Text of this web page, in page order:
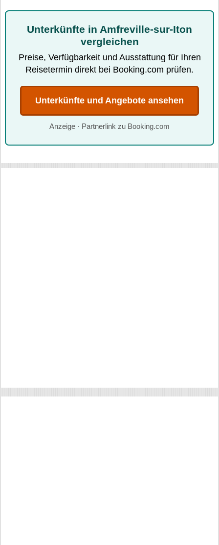
Unterkünfte in Amfreville-sur-Iton
vergleichen
Preise, Verfügbarkeit und Ausstattung für Ihren
Reisetermin direkt bei Booking.com prüfen.
Unterkünfte und Angebote ansehen
Anzeige · Partnerlink zu Booking.com